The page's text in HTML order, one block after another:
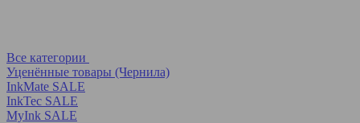
Все категории
Уценённые товары (Чернила)
InkMate SALE
InkTec SALE
MyInk SALE